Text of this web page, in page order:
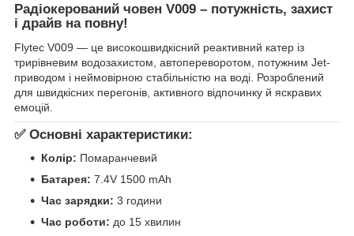
Радіокерований човен V009 – потужність, захист
і драйв на повну!
Flytec V009 — це високошвидкісний реактивний катер із
трирівневим водозахистом, автопереворотом, потужним Jet-
приводом і неймовірною стабільністю на воді. Розроблений
для швидкісних перегонів, активного відпочинку й яскравих
емоцій.
✅ Основні характеристики:
Колір: Помаранчевий
Батарея: 7.4V 1500 mAh
Час зарядки: 3 години
Час роботи: до 15 хвилин